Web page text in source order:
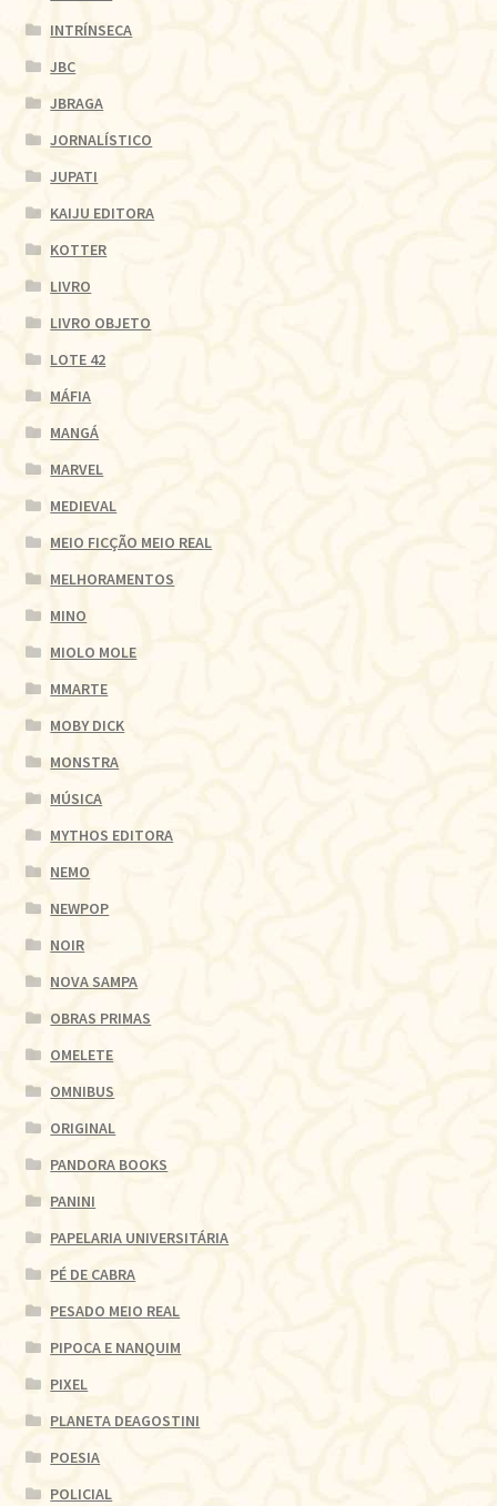
INTRÍNSECA
JBC
JBRAGA
JORNALÍSTICO
JUPATI
KAIJU EDITORA
KOTTER
LIVRO
LIVRO OBJETO
LOTE 42
MÁFIA
MANGÁ
MARVEL
MEDIEVAL
MEIO FICÇÃO MEIO REAL
MELHORAMENTOS
MINO
MIOLO MOLE
MMARTE
MOBY DICK
MONSTRA
MÚSICA
MYTHOS EDITORA
NEMO
NEWPOP
NOIR
NOVA SAMPA
OBRAS PRIMAS
OMELETE
OMNIBUS
ORIGINAL
PANDORA BOOKS
PANINI
PAPELARIA UNIVERSITÁRIA
PÉ DE CABRA
PESADO MEIO REAL
PIPOCA E NANQUIM
PIXEL
PLANETA DEAGOSTINI
POESIA
POLICIAL